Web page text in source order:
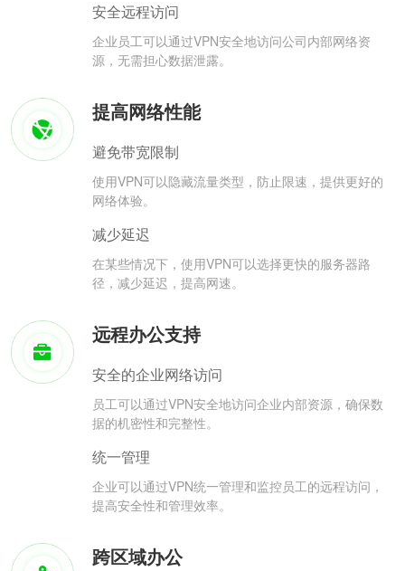
安全远程访问
企业员工可以通过VPN安全地访问公司内部网络资
源，无需担心数据泄露。
提高网络性能
避免带宽限制
使用VPN可以隐藏流量类型，防止限速，提供更好的
网络体验。
减少延迟
在某些情况下，使用VPN可以选择更快的服务器路
径，减少延迟，提高网速。
远程办公支持
安全的企业网络访问
员工可以通过VPN安全地访问企业内部资源，确保数
据的机密性和完整性。
统一管理
企业可以通过VPN统一管理和监控员工的远程访问，
提高安全性和管理效率。
跨区域办公